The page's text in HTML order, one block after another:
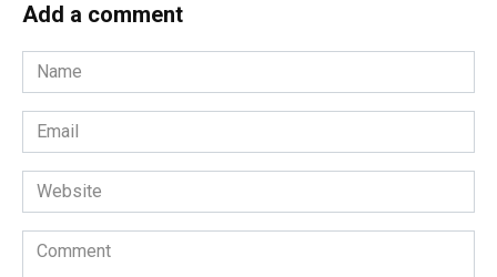
Add a comment
Name
*
Email
*
Website
Comment